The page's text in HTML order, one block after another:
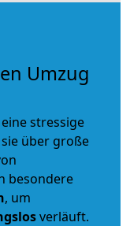
Umzug
stressige
über große
besondere
, um
verläuft.